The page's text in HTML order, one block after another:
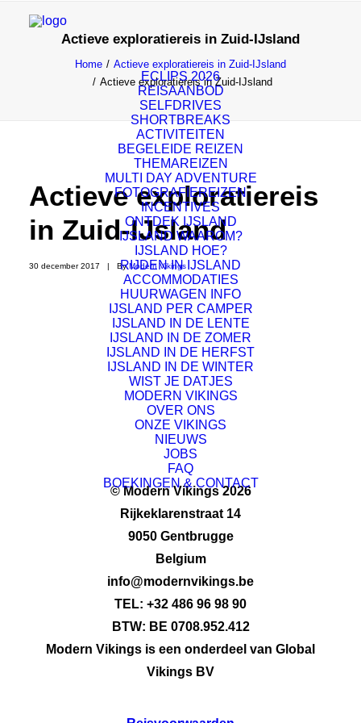
ECLIPS 2026
REISAANBOD
SELFDRIVES
SHORTBREAKS
ACTIVITEITEN
BEGELEIDE REIZEN
THEMAREIZEN
MULTI DAY ADVENTURE
FOTOGRAFIEREIZEN
INCENTIVES
ONTDEK IJSLAND
IJSLAND WAAROM?
IJSLAND HOE?
RIJDEN IN IJSLAND
ACCOMMODATIES
HUURWAGEN INFO
IJSLAND PER CAMPER
IJSLAND IN DE LENTE
IJSLAND IN DE ZOMER
IJSLAND IN DE HERFST
IJSLAND IN DE WINTER
WIST JE DATJES
MODERN VIKINGS
OVER ONS
ONZE VIKINGS
NIEUWS
JOBS
FAQ
BOEKINGEN & CONTACT
Actieve exploratiereis in Zuid-IJsland
Home
Actieve exploratiereis in Zuid-IJsland
Actieve exploratiereis in Zuid-IJsland
Actieve exploratiereis
in Zuid-IJsland
30 december 2017 | ByModern Vikings
29/05/19 – 05/06/19
© Modern Vikings 2026
Rijkeklarenstraat 14
9050 Gentbrugge
Belgium
info@modernvikings.be
TEL: +32 486 96 98 90
BTW: BE 0708.952.412
Modern Vikings is een onderdeel van Global
Vikings BV